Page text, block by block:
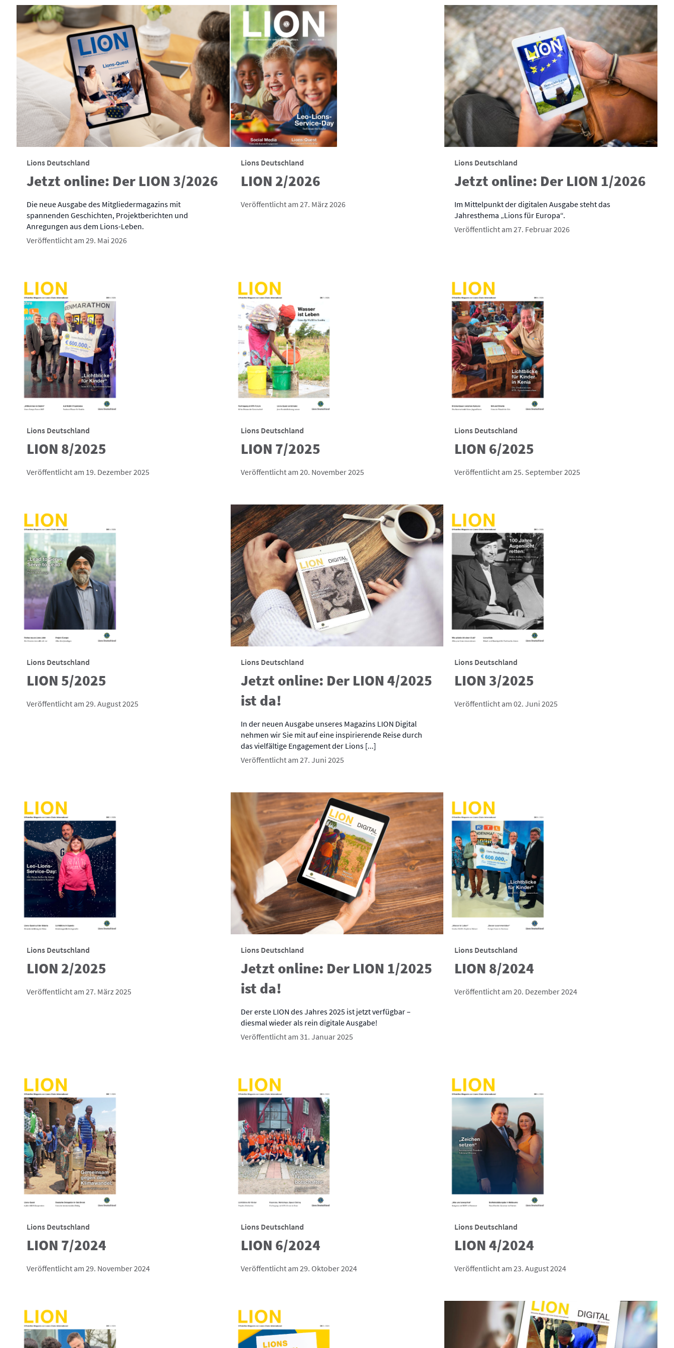
Lions Deutschland
Jetzt online: Der LION 3/2026
Die neue Ausgabe des Mitgliedermagazins mit
spannenden Geschichten, Projektberichten und
Anregungen aus dem Lions-Leben.
Veröffentlicht am 29. Mai 2026
Lions Deutschland
LION 2/2026
Veröffentlicht am 27. März 2026
Lions Deutschland
Jetzt online: Der LION 1/2026
Im Mittelpunkt der digitalen Ausgabe steht das
Jahresthema „Lions für Europa“.
Veröffentlicht am 27. Februar 2026
Lions Deutschland
LION 8/2025
Veröffentlicht am 19. Dezember 2025
Lions Deutschland
LION 7/2025
Veröffentlicht am 20. November 2025
Lions Deutschland
LION 6/2025
Veröffentlicht am 25. September 2025
Lions Deutschland
LION 5/2025
Veröffentlicht am 29. August 2025
Lions Deutschland
Jetzt online: Der LION 4/2025
ist da!
In der neuen Ausgabe unseres Magazins LION Digital
nehmen wir Sie mit auf eine inspirierende Reise durch
das vielfältige Engagement der Lions [...]
Veröffentlicht am 27. Juni 2025
Lions Deutschland
LION 3/2025
Veröffentlicht am 02. Juni 2025
Lions Deutschland
LION 2/2025
Veröffentlicht am 27. März 2025
Lions Deutschland
Jetzt online: Der LION 1/2025
ist da!
Der erste LION des Jahres 2025 ist jetzt verfügbar –
diesmal wieder als rein digitale Ausgabe!
Veröffentlicht am 31. Januar 2025
Lions Deutschland
LION 8/2024
Veröffentlicht am 20. Dezember 2024
Lions Deutschland
LION 7/2024
Veröffentlicht am 29. November 2024
Lions Deutschland
LION 6/2024
Veröffentlicht am 29. Oktober 2024
Lions Deutschland
LION 4/2024
Veröffentlicht am 23. August 2024